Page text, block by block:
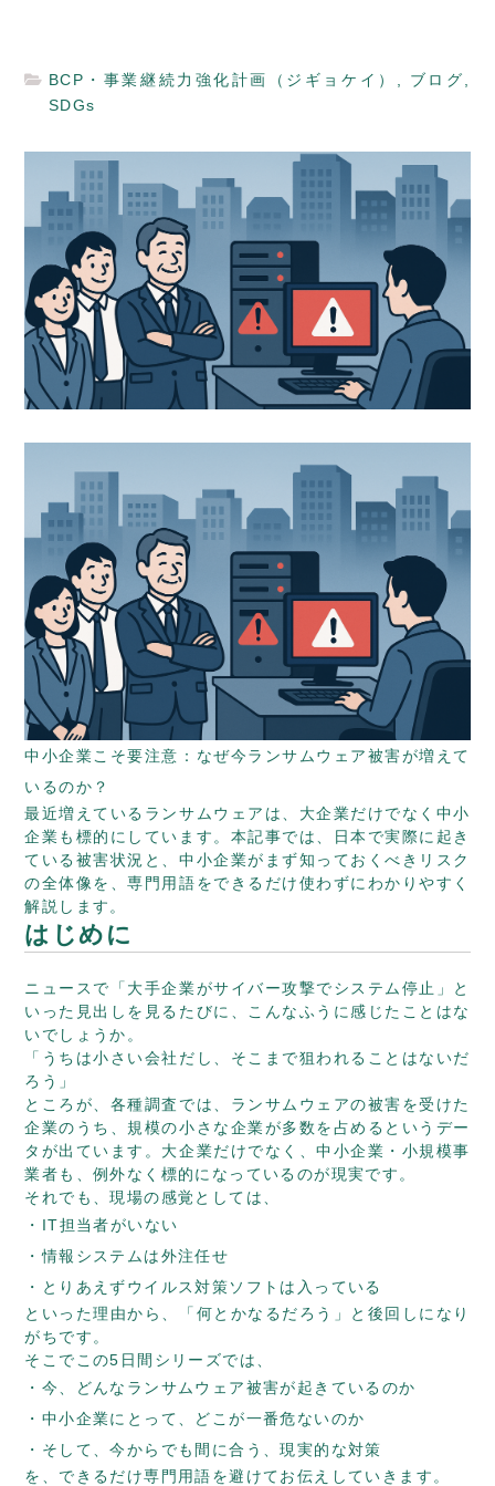
BCP・事業継続力強化計画（ジギョケイ） ブログ
SDGs
中小企業こそ要注意：なぜ今ランサムウェア被害が増えて
いるのか？
最近増えているランサムウェアは、大企業だけでなく中小
企業も標的にしています。本記事では、日本で実際に起き
ている被害状況と、中小企業がまず知っておくべきリスク
の全体像を、専門用語をできるだけ使わずにわかりやすく
解説します。
はじめに
ニュースで「大手企業がサイバー攻撃でシステム停止」と
いった見出しを見るたびに、こんなふうに感じたことはな
いでしょうか。
「うちは小さい会社だし、そこまで狙われることはないだ
ろう」
ところが、各種調査では、ランサムウェアの被害を受けた
企業のうち、規模の小さな企業が多数を占めるというデー
タが出ています。大企業だけでなく、中小企業・小規模事
業者も、例外なく標的になっているのが現実です。
それでも、現場の感覚としては、
IT担当者がいない
情報システムは外注任せ
とりあえずウイルス対策ソフトは入っている
といった理由から、「何とかなるだろう」と後回しになり
がちです。
そこでこの5日間シリーズでは、
今、どんなランサムウェア被害が起きているのか
中小企業にとって、どこが一番危ないのか
そして、今からでも間に合う、現実的な対策
を、できるだけ専門用語を避けてお伝えしていきます。